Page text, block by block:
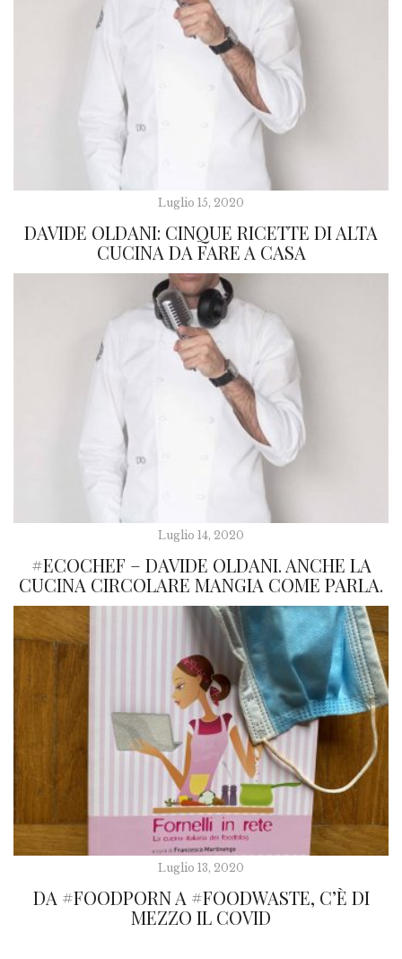
Luglio 15, 2020
DAVIDE OLDANI: CINQUE RICETTE DI ALTA
CUCINA DA FARE A CASA
Luglio 14, 2020
#ECOCHEF – DAVIDE OLDANI. ANCHE LA
CUCINA CIRCOLARE MANGIA COME PARLA.
Luglio 13, 2020
DA #FOODPORN A #FOODWASTE, C’È DI
MEZZO IL COVID